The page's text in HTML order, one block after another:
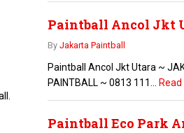
Paintball Ancol Jkt
By Jakarta Paintball
Paintball Ancol Jkt Utara ~
PAINTBALL ~ 0813 111...
Paintball Eco Park